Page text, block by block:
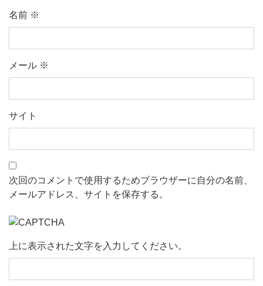
名前 ※
メール ※
サイト
次回のコメントで使用するためブラウザーに自分の名前、
メールアドレス、サイトを保存する。
上に表示された文字を入力してください。